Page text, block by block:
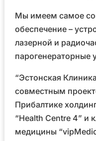
Мы имеем самое
обеспечение –
лазерной и
парогенераторные
“Эстонская
совместным
Прибалтике
“Health Centre 4” и
медицины